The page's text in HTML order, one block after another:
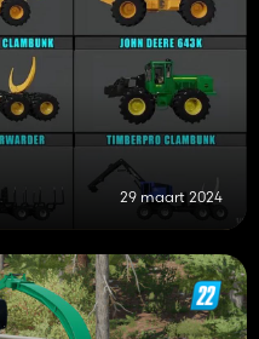
29 maart 2024